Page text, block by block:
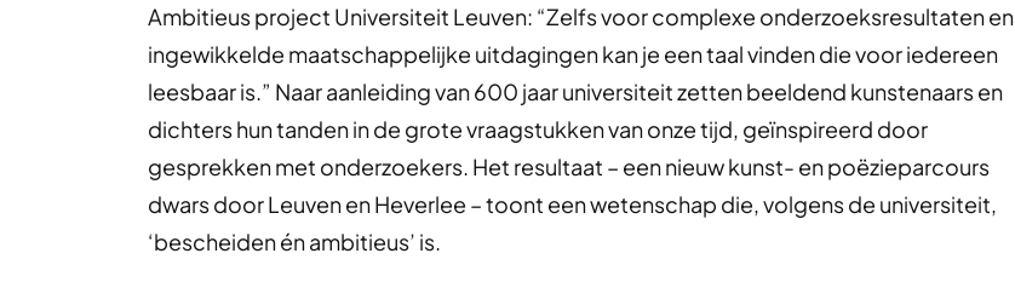
Ambitieus project Universiteit Leuven: “Zelfs voor complexe onderzoeksresultaten en
ingewikkelde maatschappelijke uitdagingen kan je een taal vinden die voor iedereen
leesbaar is.” Naar aanleiding van 600 jaar universiteit zetten beeldend kunstenaars en
dichters hun tanden in de grote vraagstukken van onze tijd, geïnspireerd door
gesprekken met onderzoekers. Het resultaat – een nieuw kunst- en poëzieparcours
dwars door Leuven en Heverlee – toont een wetenschap die, volgens de universiteit,
‘bescheiden én ambitieus’ is.